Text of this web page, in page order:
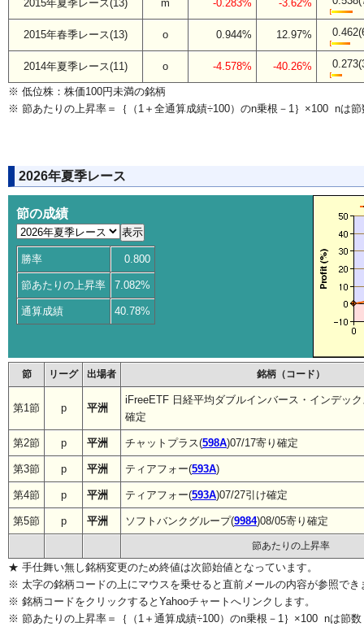
2015年夏季レース(13) m -0.283% -3.62%
2015年春季レース(13) o 0.944% 12.97%
2014年夏季レース(11) o -4.578% -40.26%
※ 低位株：株価100円未満の銘柄
※ 節あたりの上昇率＝｛（1＋全通算成績÷100）のn乗根－1｝×100 nは節
2026年夏季レース
節の成績
勝率 0.800
節あたりの上昇率 7.082%
通算成績 40.78%
節 リーグ 出場者 銘柄（コード）
第1節 p 平洲
iFreeETF 日経平均ダブルインバース・インデッ
確定
第2節 p 平洲 チャットプラス(598A)07/17寄り確定
第3節 p 平洲 ティアフォー(593A)
第4節 p 平洲 ティアフォー(593A)07/27引け確定
第5節 p 平洲 ソフトバンクグループ(9984)08/05寄り確定
節あたりの上昇率
★ 手仕舞い無し銘柄変更のため終値は次節始値となっています。
※ 太字の銘柄コードの上にマウスを乗せると直前メールの内容が参照でき
※ 銘柄コードをクリックするとYahooチャートへリンクします。
※ 節あたりの上昇率＝｛（1＋通算成績÷100）のn乗根－1｝×100 nは節数